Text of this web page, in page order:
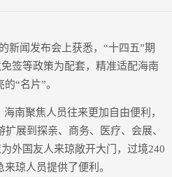
闻发布会上获悉，“十四五”期
签等政策为配套，精准适配海南
“名片”。
南聚焦人员往来更加自由便利，
展到探亲、商务、医疗、会展、
外国友人来琼敞开大门，过境240
琼人员提供了便利。